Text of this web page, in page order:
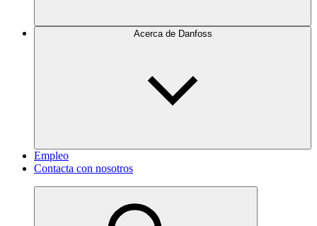
Acerca de Danfoss
Empleo
Contacta con nosotros